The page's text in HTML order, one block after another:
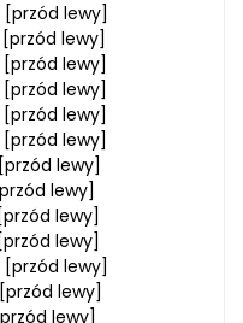
[przód lewy]
[przód lewy]
[przód lewy]
[przód lewy]
[przód lewy]
[przód lewy]
[przód lewy]
lewy]
lewy]
lewy]
[przód lewy]
[przód lewy]
lewy]